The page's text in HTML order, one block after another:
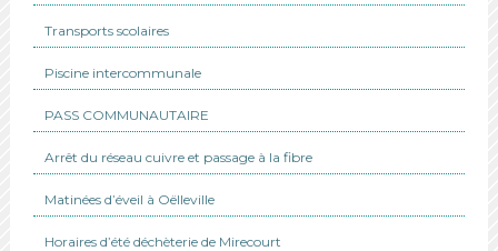
Transports scolaires
Piscine intercommunale
PASS COMMUNAUTAIRE
Arrêt du réseau cuivre et passage à la fibre
Matinées d’éveil à Oëlleville
Horaires d’été déchèterie de Mirecourt